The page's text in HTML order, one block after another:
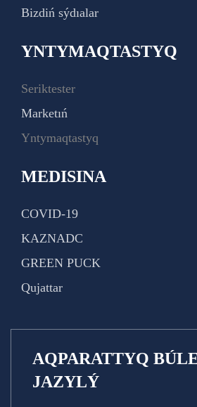
Bizdiń sýdıalar
YNTYMAQTASTYQ
Seriktester
Marketıń
Yntymaqtastyq
MEDISINA
COVID-19
KAZNADC
GREEN PUCK
Qujattar
AQPARATTYQ
JAZYLÝ